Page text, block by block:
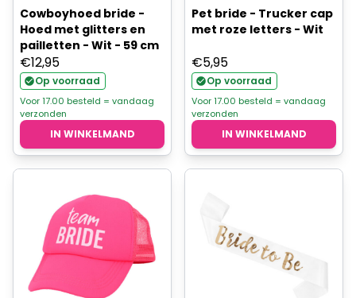
Cowboyhoed bride -
Hoed met glitters en
pailletten - Wit - 59 cm
€12,95
Op voorraad
Voor 17.00 besteld = vandaag
verzonden
IN WINKELMAND
Pet bride - Trucker cap
met roze letters - Wit
€5,95
Op voorraad
Voor 17.00 besteld = vandaag
verzonden
IN WINKELMAND